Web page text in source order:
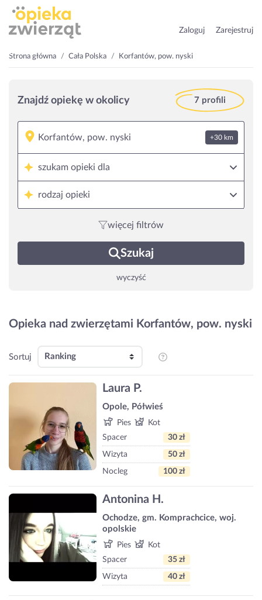
Zaloguj Zarejestruj
Strona główna Cała Polska Korfantów, pow. nyski
Znajdź opiekę w okolicy 7 profili
+30 km
szukam opieki dla
rodzaj opieki
więcej filtrów
Szukaj
wyczyść
Opieka nad zwierzętami Korfantów, pow. nyski
Sortuj
Laura P.
Opole, Półwieś
Pies
Kot
Spacer
30 zł
Wizyta 50 zł
Nocleg 100 zł
Antonina H.
Ochodze, gm. Komprachcice, woj.
opolskie
Pies
Kot
Spacer
35 zł
Wizyta 40 zł